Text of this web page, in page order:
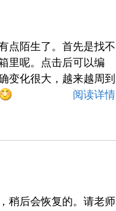
点陌生了。首先是找不
里呢。点击后可以编
变化很大，越来越周到
阅读详情
稍后会恢复的。请老师